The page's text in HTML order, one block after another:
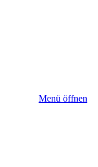
Menü öffnen